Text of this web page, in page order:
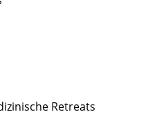
Retreats